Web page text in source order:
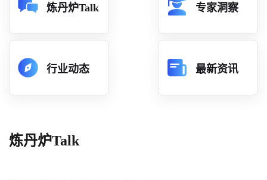
店铺数据
分析
数据中心
炼丹炉Talk 专家洞察
行业动态 最新资讯
炼丹炉Talk